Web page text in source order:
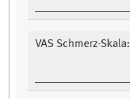
VAS Schmerz-Skala: